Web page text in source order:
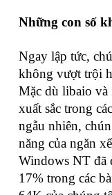
Những con số
Ngay lập tức,
không vượt trội
Mặc dù libaio và
xuất sắc trong
ngẫu nhiên,
năng của ngăn
Windows NT đã
17% trong các